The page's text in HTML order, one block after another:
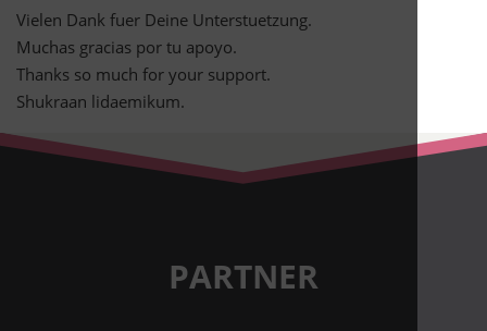
Vielen Dank fuer Deine Unterstuetzung.
Muchas gracias por tu apoyo.
Thanks so much for your support.
Shukraan lidaemikum.
PARTNER